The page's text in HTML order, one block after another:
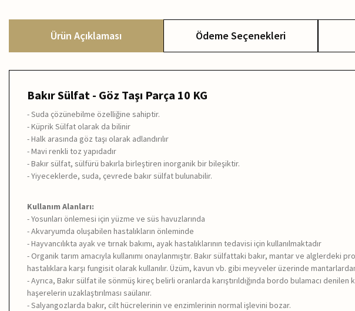
Ürün Açıklaması Ödeme Seçenekleri
Bakır Sülfat - Göz Taşı Parça 10 KG
- Suda çözünebilme özelliğine sahiptir.
- Küprik Sülfat olarak da bilinir
- Halk arasında göz taşı olarak adlandırılır
- Mavi renkli toz yapıdadır
- Bakır sülfat, sülfürü bakırla birleştiren inorganik bir bileşiktir.
- Yiyeceklerde, suda, çevrede bakır sülfat bulunabilir.
Kullanım Alanları:
- Yosunları önlemesi için yüzme ve süs havuzlarında
- Akvaryumda oluşabilen hastalıkların önleminde
- Hayvancılıkta ayak ve tırnak bakımı, ayak hastalıklarının tedavisi için kullanılmaktadır
- Organik tarım amacıyla kullanımı onaylanmıştır. Bakır sülfattaki bakır, mantar ve
hastalıklara karşı fungisit olarak kullanılır. Üzüm, kavun vb. gibi meyveler üzerinde
- Ayrıca, Bakır sülfat ile sönmüş kireç belirli oranlarda karıştırıldığında bordo bulamacı
haşerelerin uzaklaştırılması saülanır.
- Salyangozlarda bakır, cilt hücrelerinin ve enzimlerinin normal işlevini bozar.